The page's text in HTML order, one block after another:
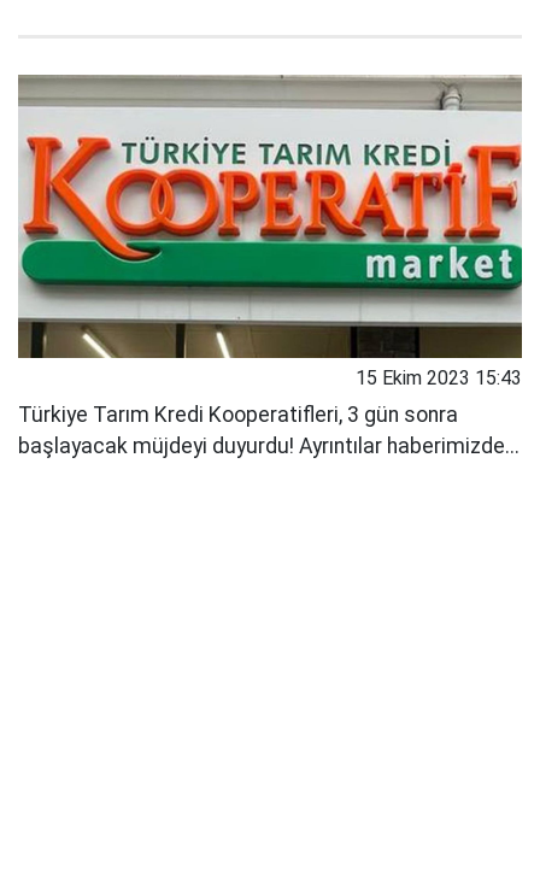
15 Ekim 2023 15:43
Türkiye Tarım Kredi Kooperatifleri, 3 gün sonra
başlayacak müjdeyi duyurdu! Ayrıntılar haberimizde...